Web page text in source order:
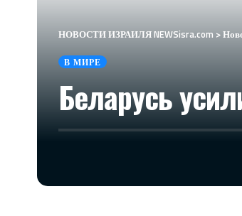
НОВОСТИ ИЗРАИЛЯ NEWSisra.com >
В МИРЕ
Беларусь